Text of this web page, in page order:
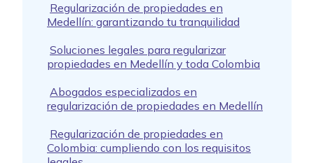
Regularización de propiedades en
Medellín: garantizando tu tranquilidad
Soluciones legales para regularizar
propiedades en Medellín y toda Colombia
Abogados especializados en
regularización de propiedades en Medellín
Regularización de propiedades en
Colombia: cumpliendo con los requisitos